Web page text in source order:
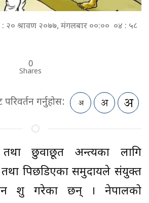
: २० श्रावण २०७७, मंगलबार ००:०० ०४ : ५८
0
Shares
गर्नुहोस:
छुवाछूत अन्त्यका लागि
पिछडिएका समुदायले संयुक्त
शुरु गरेका छन् । नेपालको